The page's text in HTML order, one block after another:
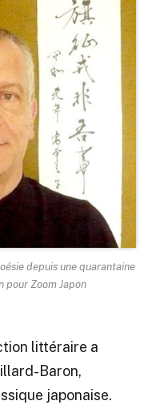
depuis une quarantaine
pour Zoom Japon
littéraire a
Baron,
japonaise.